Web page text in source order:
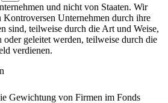
und nicht von Staaten. Wir
Kontroversen Unternehmen durch ihre
sind, teilweise durch die Art und Weise,
oder geleitet werden, teilweise durch die
verdienen.
Gewichtung von Firmen im Fonds